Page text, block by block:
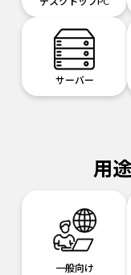
サーバー
用
一般向け